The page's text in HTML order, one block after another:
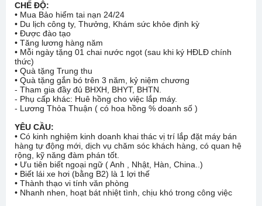
CHẾ ĐỘ:
• Mua Bảo hiểm tai nạn 24/24
• Du lịch công ty, Thưởng, Khám sức khỏe định kỳ
• Được đào tạo
• Tăng lương hàng năm
• Mỗi ngày tặng 01 chai nước ngọt (sau khi ký HĐLĐ chính
thức)
• Quà tặng Trung thu
• Quà tặng gắn bó trên 3 năm, kỷ niệm chương
- Tham gia đầy đủ BHXH, BHYT, BHTN.
- Phụ cấp khác: Huê hồng cho việc lắp máy.
- Lương Thỏa Thuận ( có hoa hồng % doanh số )
YÊU CẦU:
• Có kinh nghiệm kinh doanh khai thác vị trí lắp đặt máy bán
hàng tự động mới, dịch vụ chăm sóc khách hàng, có quan hệ
rộng, kỹ năng đàm phán tốt.
• Ưu tiên biết ngoại ngữ ( Anh , Nhật, Hàn, China..)
• Biết lái xe hơi (bằng B2) là 1 lợi thế
• Thành thạo vi tính văn phòng
• Nhanh nhen, hoạt bát nhiệt tình, chịu khó trong công việc